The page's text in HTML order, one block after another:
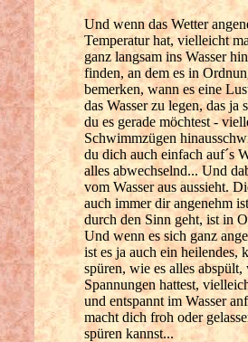
Und wenn das Wetter
Temperatur hat, vielleicht
ganz langsam ins Wasser
finden, an dem es in
bemerken, wann es eine
das Wasser zu legen, das
du es gerade möchtest -
Schwimmzügen
du dich auch einfach auf´s
alles abwechselnd... Und
vom Wasser aus aussieht.
auch immer dir angenehm
durch den Sinn geht, ist in
Und wenn es sich ganz
ist es ja auch ein heilendes,
spüren, wie es alles
Spannungen hattest,
und entspannt im Wasser
macht dich froh oder
spüren kannst...